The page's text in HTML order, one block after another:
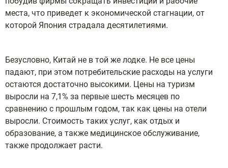
места, что приведет к экономической стагнации, от
которой Япония страдала десятилетиями.
Безусловно, Китай не в той же лодке. Не все цены
падают, при этом потребительские расходы на услуги
остаются достаточно высокими. Цены на туризм
выросли на 7,1% за первые шесть месяцев по
сравнению с прошлым годом, так как цены на отели
выросли. Стоимость таких услуг, как отдых и
образование, а также медицинское обслуживание,
также продолжает расти.